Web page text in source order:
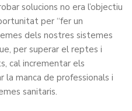
solucions no era l’objectiu
per “fer un
dels nostres sistemes
per superar el reptes i
cal incrementar els
manca de professionals i
sanitaris.